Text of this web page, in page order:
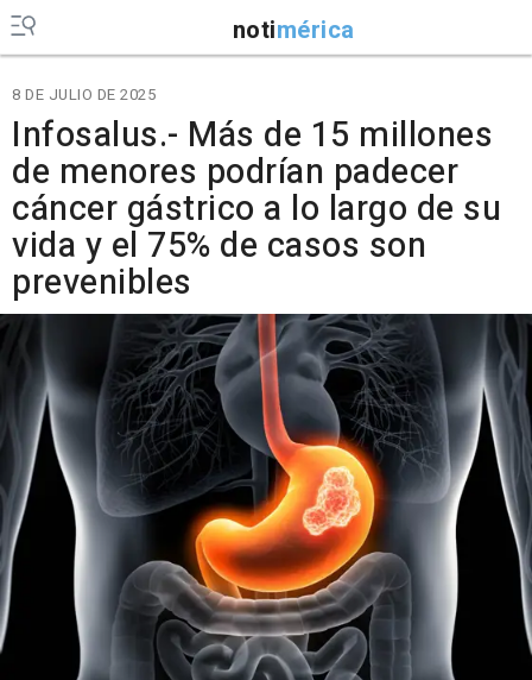
notimérica
8 DE JULIO DE 2025
Infosalus.- Más de 15 millones
de menores podrían padecer
cáncer gástrico a lo largo de su
vida y el 75% de casos son
prevenibles